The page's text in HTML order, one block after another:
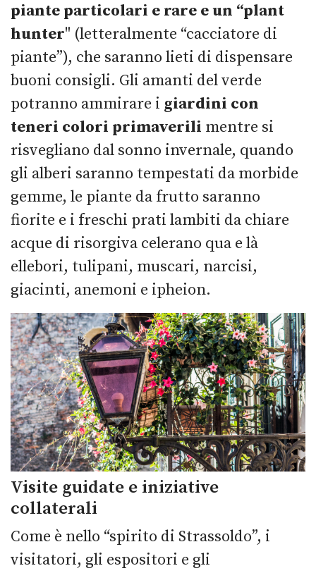
piante particolari e rare e un “plant
hunter" (letteralmente “cacciatore di
piante”), che saranno lieti di dispensare
buoni consigli. Gli amanti del verde
potranno ammirare i giardini con
teneri colori primaverili mentre si
risvegliano dal sonno invernale, quando
gli alberi saranno tempestati da morbide
gemme, le piante da frutto saranno
fiorite e i freschi prati lambiti da chiare
acque di risorgiva celerano qua e là
ellebori, tulipani, muscari, narcisi,
giacinti, anemoni e ipheion.
Visite guidate e iniziative
collaterali
Come è nello “spirito di Strassoldo”, i
visitatori, gli espositori e gli